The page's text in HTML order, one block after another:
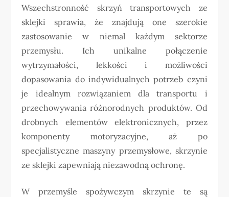
Wszechstronność skrzyń transportowych ze
sklejki sprawia, że znajdują one szerokie
zastosowanie w niemal każdym sektorze
przemysłu. Ich unikalne połączenie
wytrzymałości, lekkości i możliwości
dopasowania do indywidualnych potrzeb czyni
je idealnym rozwiązaniem dla transportu i
przechowywania różnorodnych produktów. Od
drobnych elementów elektronicznych, przez
komponenty motoryzacyjne, aż po
specjalistyczne maszyny przemysłowe, skrzynie
ze sklejki zapewniają niezawodną ochronę.
W przemyśle spożywczym skrzynie te są